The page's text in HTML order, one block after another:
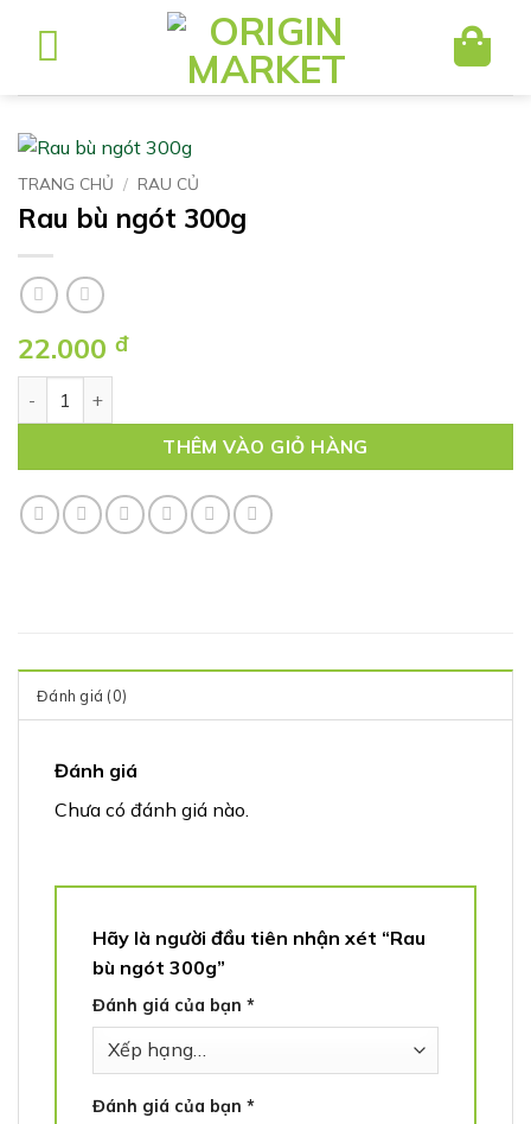
dung
TRANG CHỦ / RAU CỦ
Rau bù ngót 300g
22.000 đ
THÊM VÀO GIỎ HÀNG
Đánh giá (0)
Đánh giá
Chưa có đánh giá nào.
Hãy là người đầu tiên nhận xét “Rau
bù ngót 300g”
Đánh giá của bạn *
Đánh giá của bạn *